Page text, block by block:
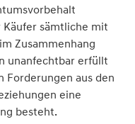
sämtliche mit
Zusammenhang
unanfechtbar erfüllt
Forderungen aus den
eine
besteht.